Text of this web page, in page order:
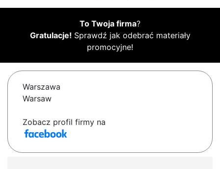
To Twoja firma?
Gratulacje! Sprawdź jak odebrać materiały
promocyjne!
Warszawa
Warsaw
Zobacz profil firmy na